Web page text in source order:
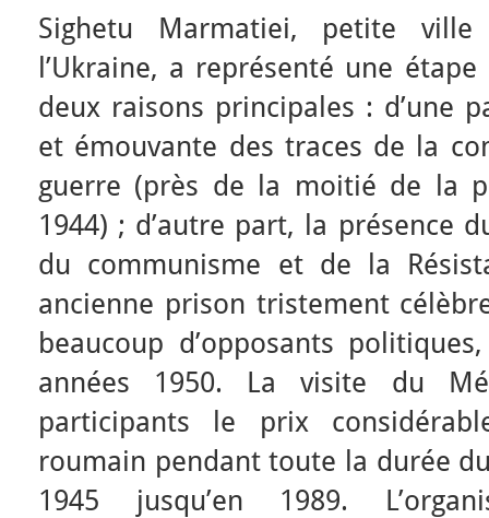
Sighetu Marmatiei, petite
l’Ukraine, a représenté une
deux raisons principales : d’une
et émouvante des traces de la
guerre (près de la moitié de la
1944) ; d’autre part, la présence
du communisme et de la
ancienne prison tristement
beaucoup d’opposants
années 1950. La visite du
participants le prix
roumain pendant toute la durée
1945 jusqu’en 1989.